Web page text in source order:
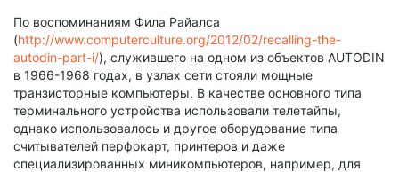
По воспоминаниям Фила Райалса
(http://www.computerculture.org/2012/02/recalling-the-
autodin-part-i/), служившего на одном из объектов AUTODIN
в 1966-1968 годах, в узлах сети стояли мощные
транзисторные компьютеры. В качестве основного типа
терминального устройства использовали телетайпы,
однако использовалось и другое оборудование типа
считывателей перфокарт, принтеров и даже
специализированных миникомпьютеров, например, для